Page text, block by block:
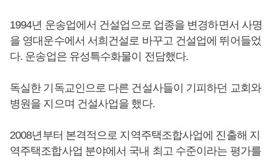
1994년 운송업에서 건설업으로 업종을 변경하면서 사명
을 영대운수에서 서희건설로 바꾸고 건설업에 뛰어들었
다. 운송업은 유성특수화물이 전담했다.
독실한 기독교인으로 다른 건설사들이 기피하던 교회와
병원을 지으며 건설사업을 했다.
2008년부터 본격적으로 지역주택조합사업에 진출해 지
역주택조합사업 분야에서 국내 최고 수준이라는 평가를